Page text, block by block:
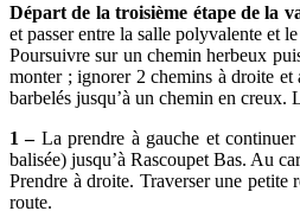
Départ de la troisième étape de la
et passer entre la salle polyvalente et
Poursuivre sur un chemin herbeux
monter ; ignorer 2 chemins à droite
barbelés jusqu’à un chemin en creux.
1 –La prendre à gauche et
balisée) jusqu’à Rascoupet Bas. Au
Prendre à droite. Traverser une petite
route.